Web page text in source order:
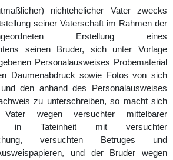
nichtehelicher Vater zwecks
seiner Vaterschaft im Rahmen der
Erstellung eines
seinen Bruder, sich unter Vorlage
Personalausweises Probematerial
Daumenabdruck sowie Fotos von sich
den anhand des Personalausweises
zu unterschreiben, so macht sich
wegen versuchter mittelbarer
in Tateinheit mit versuchter
versuchten Betruges und
und der Bruder wegen